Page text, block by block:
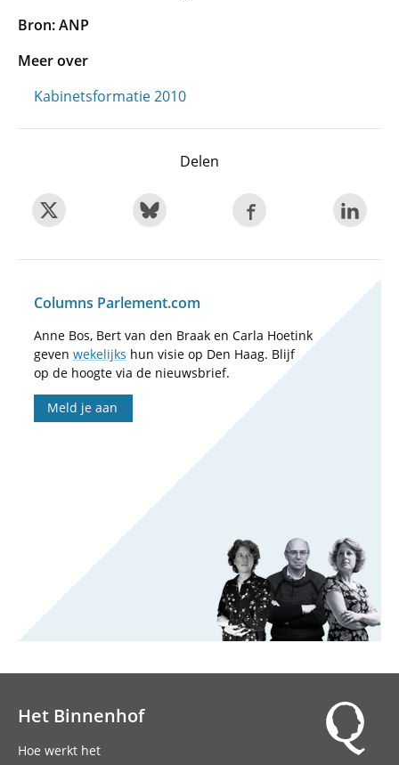
Bron: ANP
Meer over
Kabinetsformatie 2010
Delen
Columns Parlement.com
Anne Bos, Bert van den Braak en Carla Hoetink
geven wekelijks hun visie op Den Haag. Blijf
op de hoogte via de nieuwsbrief.
Meld je aan
Het Binnenhof
Hoe werkt het